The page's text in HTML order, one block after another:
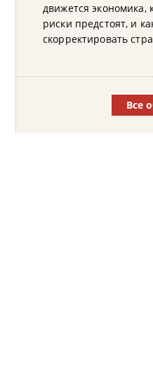
движется экономика,
риски предстоят, и
скорректировать
Все